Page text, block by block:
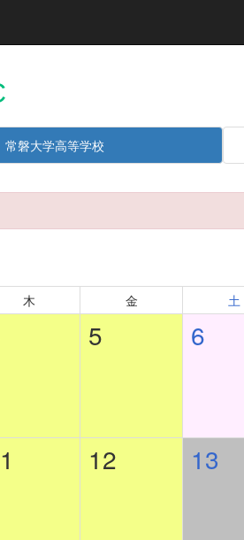
常磐大学高等学校
木 金 土
5 6
12 13